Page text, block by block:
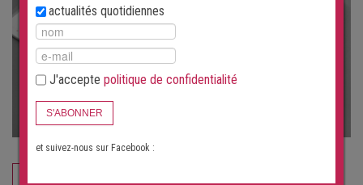
actualités quotidiennes
J'accepte politique de confidentialité
S'ABONNER
et suivez-nous sur Facebook :